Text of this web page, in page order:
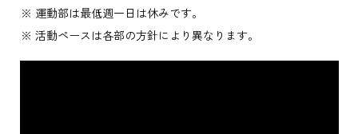
運動部は最低週一日は休みです。
活動ペースは各部の方針により異なります。